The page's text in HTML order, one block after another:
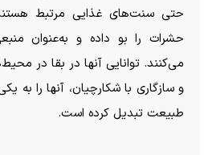
حتی سنت‌های غذایی مرتبط
حشرات را بو داده و به‌عنوان
می‌کنند. توانایی آنها در بقا در
و سازگاری با شکارچیان، آنها را به
طبیعت تبدیل کرده است.